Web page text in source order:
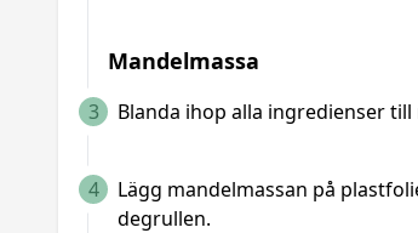
Mandelmassa
3 Blanda ihop alla ingredienser
4
Lägg mandelmassan på
degrullen.